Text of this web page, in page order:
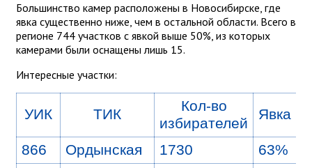
Большинство камер расположены в Новосибирске, где
явка существенно ниже, чем в остальной области. Всего в
регионе 744 участков с явкой выше 50%, из которых
камерами были оснащены лишь 15.
Интересные участки:
УИК ТИК
Кол-во
избирателей
Явка
866 Ордынская 1730
63%